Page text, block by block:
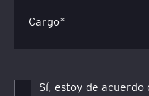
Cargo*
Sí, estoy de acuerdo